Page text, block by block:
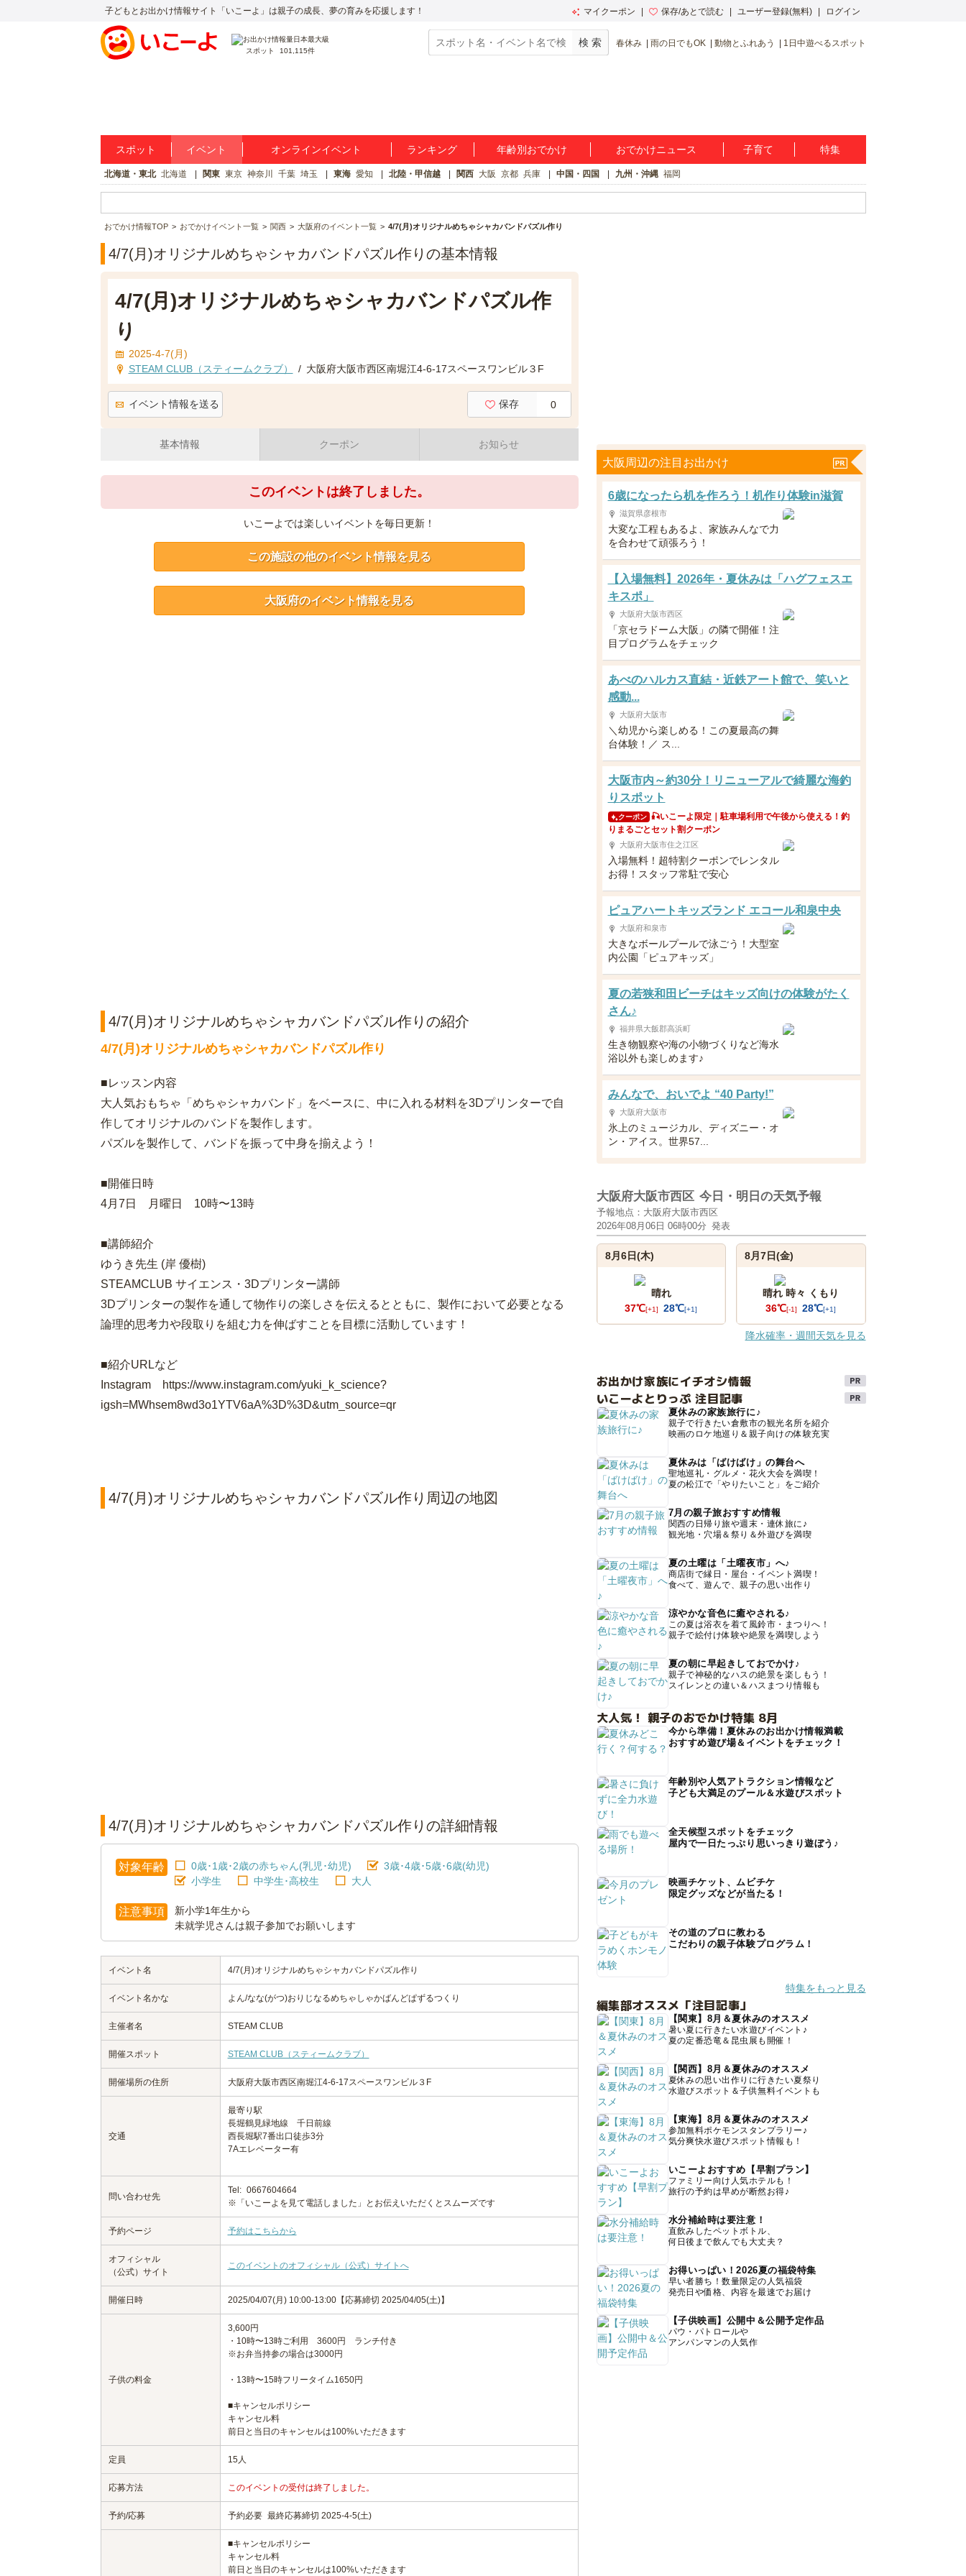
子どもとお出かけ情報サイト「いこーよ」は親子の成長、夢の育みを応援します！ マイクーポン 保存/あとで読む ユーザー登録(無料) ログイン
スポット 101,115件
春休み 雨の日でもOK 動物とふれあう 1日中遊べるスポット
スポット イベント オンラインイベント ランキング 年齢別おでかけ おでかけニュース 子育て 特集
北海道・東北 北海道 関東 東京 神奈川 千葉 埼玉 東海 愛知 北陸・甲信越 関西 大阪 京都 兵庫 中国・四国 九州・沖縄 福岡
おでかけ情報TOP おでかけイベント一覧 関西 大阪府のイベント一覧 4/7(月)オリジナルめちゃシャカバンドパズル作り
4/7(月)オリジナルめちゃシャカバンドパズル作りの基本情報
4/7(月)オリジナルめちゃシャカバンドパズル作
り
2025-4-7(月)
STEAM CLUB（スティームクラブ）
/ 大阪府大阪市西区南堀江4-6-17スペースワンビル３F
イベント情報を送る 保存 0
基本情報 クーポン お知らせ
このイベントは終了しました。
いこーよでは楽しいイベントを毎日更新！
この施設の他のイベント情報を見る
大阪府のイベント情報を見る
4/7(月)オリジナルめちゃシャカバンドパズル作りの紹介
4/7(月)オリジナルめちゃシャカバンドパズル作り
■レッスン内容
大人気おもちゃ「めちゃシャカバンド」をベースに、中に入れる材料を3Dプリンターで自
作してオリジナルのバンドを製作します。
パズルを製作して、バンドを振って中身を揃えよう！
■開催日時
4月7日 月曜日 10時〜13時
■講師紹介
ゆうき先生 (岸 優樹)
STEAMCLUB サイエンス・3Dプリンター講師
3Dプリンターの製作を通して物作りの楽しさを伝えるとともに、製作において必要となる
論理的思考力や段取りを組む力を伸ばすことを目標に活動しています！
■紹介URLなど
Instagram https://www.instagram.com/yuki_k_science?
igsh=MWhsem8wd3o1YTV6aA%3D%3D&utm_source=qr
4/7(月)オリジナルめちゃシャカバンドパズル作り周辺の地図
4/7(月)オリジナルめちゃシャカバンドパズル作りの詳細情報
対象年齢 0歳･1歳･2歳の赤ちゃん(乳児･幼児)
3歳･4歳･5歳･6歳(幼児)
小学生
中学生･高校生 大人
注意事項
新小学1年生から
未就学児さんは親子参加でお願いします
イベント名 4/7(月)オリジナルめちゃシャカバンドパズル作り
イベント名かな よん/なな(がつ)おりじなるめちゃしゃかばんどぱずるつくり
主催者名 STEAM CLUB
開催スポット STEAM CLUB（スティームクラブ）
開催場所の住所 大阪府大阪市西区南堀江4-6-17スペースワンビル３F
交通
最寄り駅
長堀鶴見緑地線 千日前線
西長堀駅7番出口徒歩3分
7Aエレベーター有
問い合わせ先
Tel: 0667604664
※「いこーよを見て電話しました」とお伝えいただくとスムーズです
予約ページ 予約はこちらから
オフィシャル
（公式）サイト
このイベントのオフィシャル（公式）サイトへ
開催日時 2025/04/07(月) 10:00-13:00【応募締切 2025/04/05(土)】
子供の料金
3,600円
・10時〜13時ご利用 3600円 ランチ付き
※お弁当持参の場合は3000円
・13時〜15時フリータイム1650円
■キャンセルポリシー
キャンセル料
前日と当日のキャンセルは100%いただきます
定員 15人
応募方法 このイベントの受付は終了しました。
予約/応募 予約必要 最終応募締切 2025-4-5(土)
■キャンセルポリシー
キャンセル料
前日と当日のキャンセルは100%いただきます
大阪周辺の注目お出かけ
6歳になったら机を作ろう！机作り体験in滋賀
滋賀県彦根市
大変な工程もあるよ、家族みんなで力
を合わせて頑張ろう！
【入場無料】2026年・夏休みは「ハグフェスエ
キスポ」
大阪府大阪市西区
「京セラドーム大阪」の隣で開催！注
目プログラムをチェック
あべのハルカス直結・近鉄アート館で、笑いと
感動...
大阪府大阪市
＼幼児から楽しめる！この夏最高の舞
台体験！／ ス...
大阪市内～約30分！リニューアルで綺麗な海釣
りスポット
クーポン 🎣いこーよ限定｜駐車場利用で午後から使える！釣
りまるごとセット割クーポン
大阪府大阪市住之江区
入場無料！超特割クーポンでレンタル
お得！スタッフ常駐で安心
ピュアハートキッズランド エコール和泉中央
大阪府和泉市
大きなボールプールで泳ごう！大型室
内公園「ピュアキッズ」
夏の若狭和田ビーチはキッズ向けの体験がたく
さん♪
福井県大飯郡高浜町
生き物観察や海の小物づくりなど海水
浴以外も楽しめます♪
みんなで、おいでよ “40 Party!”
大阪府大阪市
氷上のミュージカル、ディズニー・オ
ン・アイス。世界57...
大阪府大阪市西区 今日・明日の天気予報
予報地点：大阪府大阪市西区
2026年08月06日 06時00分 発表
8月6日(木)
晴れ
37℃[+1] 28℃[+1]
8月7日(金)
晴れ 時々 くもり
36℃[-1] 28℃[+1]
降水確率・週間天気を見る
お出かけ家族にイチオシ情報
いこーよとりっぷ 注目記事
夏休みの家族旅行に♪
親子で行きたい倉敷市の観光名所を紹介
映画のロケ地巡り＆親子向けの体験充実
夏休みは「ばけばけ」の舞台へ
聖地巡礼・グルメ・花火大会を満喫！
夏の松江で「やりたいこと」をご紹介
7月の親子旅おすすめ情報
関西の日帰り旅や週末・連休旅に♪
観光地・穴場＆祭り＆外遊びを満喫
夏の土曜は「土曜夜市」へ♪
商店街で縁日・屋台・イベント満喫！
食べて、遊んで、親子の思い出作り
涼やかな音色に癒やされる♪
この夏は浴衣を着て風鈴市・まつりへ！
親子で絵付け体験や絶景を満喫しよう
夏の朝に早起きしておでかけ♪
親子で神秘的なハスの絶景を楽しもう！
スイレンとの違い＆ハスまつり情報も
大人気！ 親子のおでかけ特集 8月
今から準備！夏休みのお出かけ情報満載
おすすめ遊び場＆イベントをチェック！
年齢別や人気アトラクション情報など
子ども大満足のプール＆水遊びスポット
全天候型スポットをチェック
屋内で一日たっぷり思いっきり遊ぼう♪
映画チケット、ムビチケ
限定グッズなどが当たる！
その道のプロに教わる
こだわりの親子体験プログラム！
特集をもっと見る
編集部オススメ「注目記事」
【関東】8月＆夏休みのオススメ
暑い夏に行きたい水遊びイベント♪
夏の定番恐竜＆昆虫展も開催！
【関西】8月＆夏休みのオススメ
夏休みの思い出作りに行きたい夏祭り
水遊びスポット＆子供無料イベントも
【東海】8月＆夏休みのオススメ
参加無料ポケモンスタンプラリー♪
気分爽快水遊びスポット情報も！
いこーよおすすめ【早割プラン】
ファミリー向け人気ホテルも！
旅行の予約は早めが断然お得♪
水分補給時は要注意！
直飲みしたペットボトル、
何日後まで飲んでも大丈夫？
お得いっぱい！2026夏の福袋特集
早い者勝ち！数量限定の人気福袋
発売日や価格、内容を最速でお届け
【子供映画】公開中＆公開予定作品
パウ・パトロールや
アンパンマンの人気作